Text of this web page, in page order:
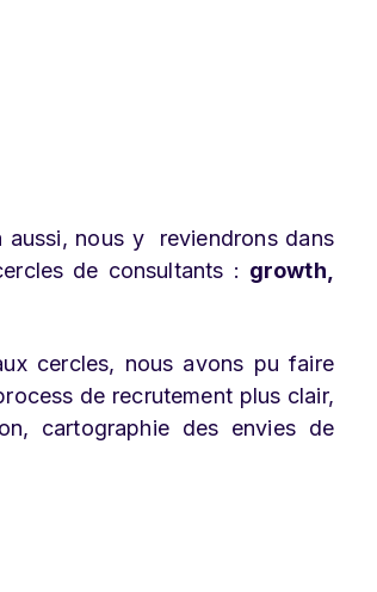
aussi, nous y reviendrons dans
de consultants : growth,
cercles, nous avons pu faire
de recrutement plus clair,
cartographie des envies de